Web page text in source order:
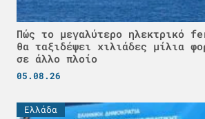
Πώς το μεγαλύτερο ηλεκτρικό
θα ταξιδέψει χιλιάδες μίλια
σε άλλο πλοίο
05.08.26
Ελλάδα